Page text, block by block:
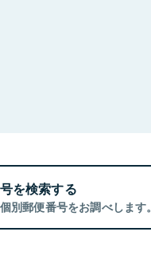
を検索する
別郵便番号をお調べします。